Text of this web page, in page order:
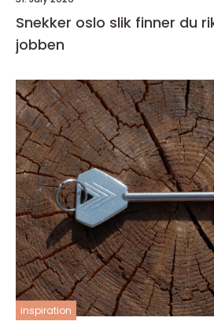
Snekker oslo slik finner du riktig fagperson til
jobben
inspiration